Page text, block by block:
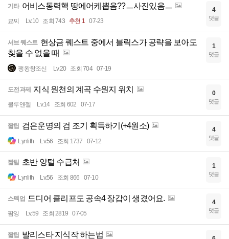
기타 어비스동력핵 땅에어케뽑음??ㅡ사진있음ㅡ
묘찌 Lv.10 조회 743 추천 1 07-23
4
댓글
서브 퀘스트 현상금 퀘스트 중에서 블릭스가 공략을 보아도
찾을 수 없을 때
팽왕창조신 Lv.20 조회 704 07-19
1
댓글
도전과제 지식 원천의 계곡 수원지 위치
불루앤젤 Lv.14 조회 602 07-17
0
댓글
짧팁 검은운명의 검 조기 획득하기(+4원소)
Lynlith Lv.56 조회 1737 07-12
4
댓글
짧팁 초반 양털 수급처
Lynlith Lv.56 조회 866 07-10
1
댓글
스펙업 드디어 클리프도 공속4 장갑이 생겼어요.
팜잉 Lv.59 조회 2819 07-05
4
댓글
짧팁 발리스타 지식작 하는법